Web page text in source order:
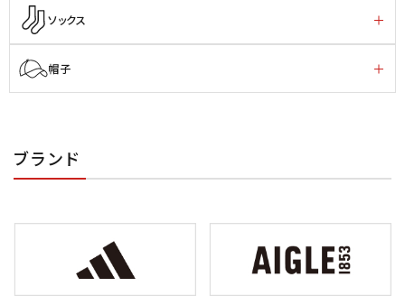
ソックス
帽子
ブランド